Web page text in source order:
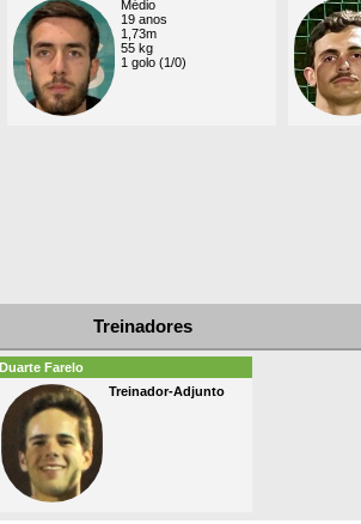
Médio
19 anos
1,73m
55 kg
1 golo (1/0)
Treinadores
Duarte Farelo
Treinador-Adjunto